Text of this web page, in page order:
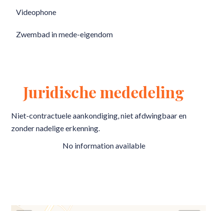
Videophone
Zwembad in mede-eigendom
Juridische mededeling
Niet-contractuele aankondiging, niet afdwingbaar en
zonder nadelige erkenning.
No information available